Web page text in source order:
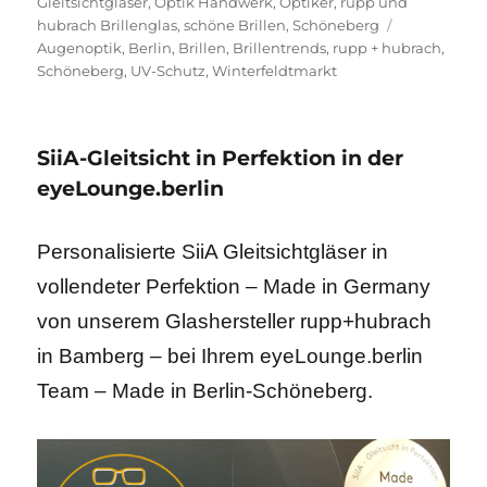
hubrach Brillenglas,schöne Brillen,Schöneberg
Augenoptik, Berlin, Brillen, Brillentrends, rupp + hubrach,
Schöneberg, UV-Schutz,Winterfeldtmarkt
SiiA-Gleitsicht in Perfektion in der
eyeLounge.berlin
Personalisierte SiiA Gleitsichtgläser in
vollendeter Perfektion – Made in Germany
von unserem Glashersteller rupp+hubrach
in Bamberg – bei Ihrem eyeLounge.berlin
Team – Made in Berlin-Schöneberg.